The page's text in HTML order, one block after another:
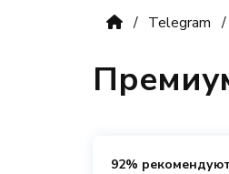
Telegram
92% рекомендуют